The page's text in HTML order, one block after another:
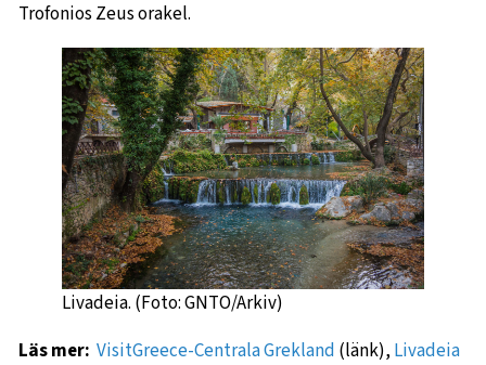
Trofonios Zeus orakel.
Livadeia. (Foto: GNTO/Arkiv)
Läs mer: VisitGreece-Centrala Grekland (länk), Livadeia